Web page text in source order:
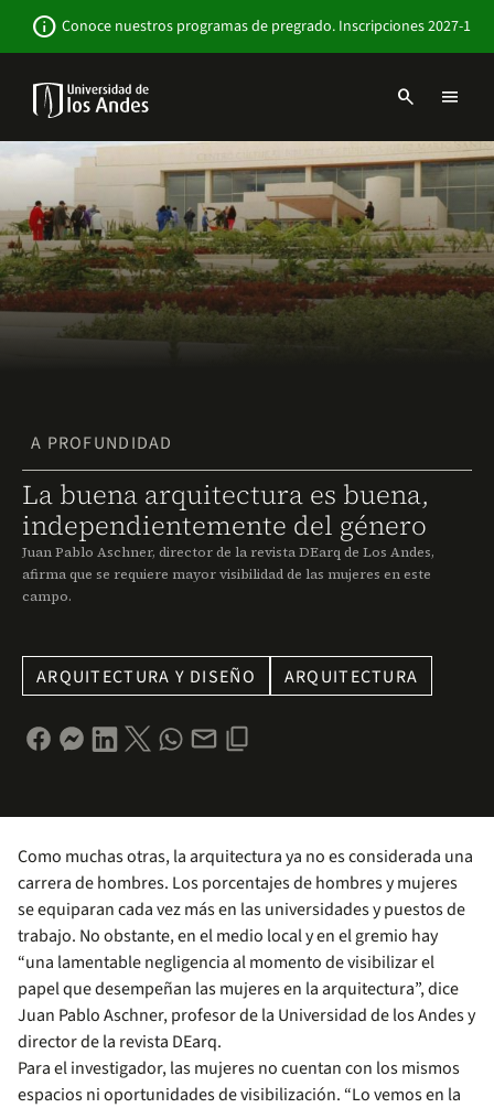
contenido
info Conoce nuestros programas de pregrado. Inscripciones 2027-1
Navbar
-
Sitio
Institucional
search menu
A PROFUNDIDAD
La buena arquitectura es buena,
independientemente del género
Juan Pablo Aschner, director de la revista DEarq de Los Andes,
afirma que se requiere mayor visibilidad de las mujeres en este
campo.
ARQUITECTURA Y DISEÑO ARQUITECTURA
Como muchas otras, la arquitectura ya no es considerada una
carrera de hombres. Los porcentajes de hombres y mujeres
se equiparan cada vez más en las universidades y puestos de
trabajo. No obstante, en el medio local y en el gremio hay
“una lamentable negligencia al momento de visibilizar el
papel que desempeñan las mujeres en la arquitectura”, dice
Juan Pablo Aschner, profesor de la Universidad de los Andes y
director de la revista DEarq.
Para el investigador, las mujeres no cuentan con los mismos
espacios ni oportunidades de visibilización. “Lo vemos en la